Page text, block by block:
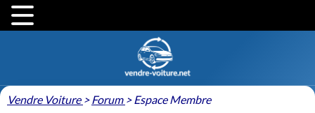
Vendre Voiture > Forum > Espace Membre